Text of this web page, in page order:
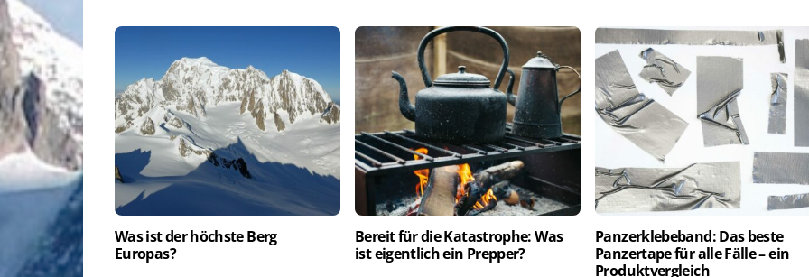
Was ist der höchste Berg
Europas?
Bereit für die Katastrophe: Was
ist eigentlich ein Prepper?
Panzerklebeband: Das beste
Panzertape für alle Fälle – ein
Produktvergleich